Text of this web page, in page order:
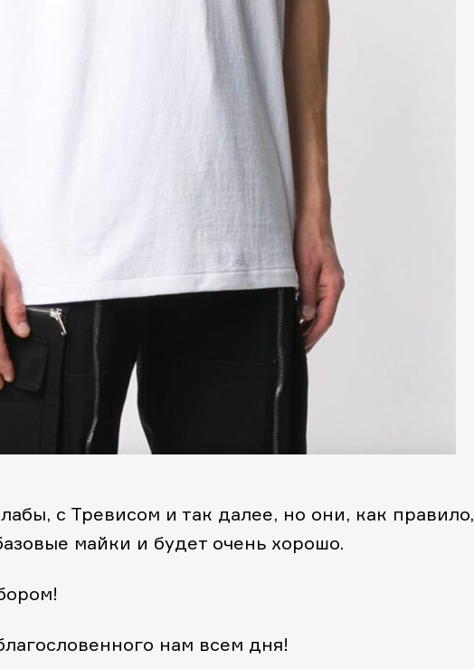
с Тревисом и так далее, но они, как правило,
майки и будет очень хорошо.
нам всем дня!